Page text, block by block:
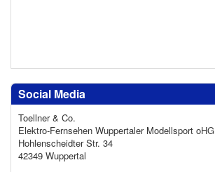
Social Media
Toellner & Co.
Elektro-Fernsehen Wuppertaler Modellsport oHG
Hohlenscheidter Str. 34
42349 Wuppertal